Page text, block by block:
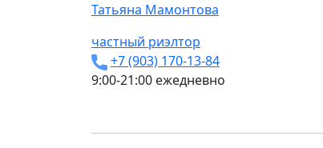
Татьяна Мамонтова
частный риэлтор
+7 (903) 170-13-84
9:00-21:00 ежедневно